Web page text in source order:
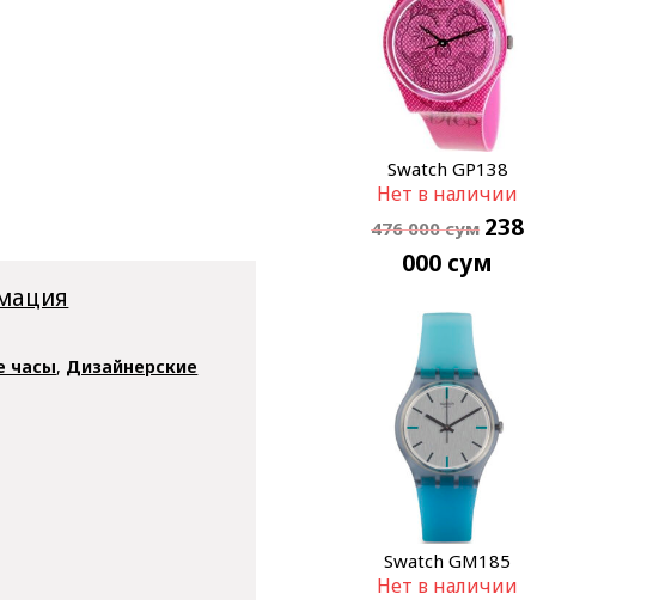
часы, Дизайнерские
Swatch GP138
Нет в наличии
476 000сум 238
000 сум
Swatch GM185
Нет в наличии